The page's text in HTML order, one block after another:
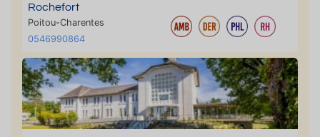
Rochefort
Poitou-Charentes
0546990864